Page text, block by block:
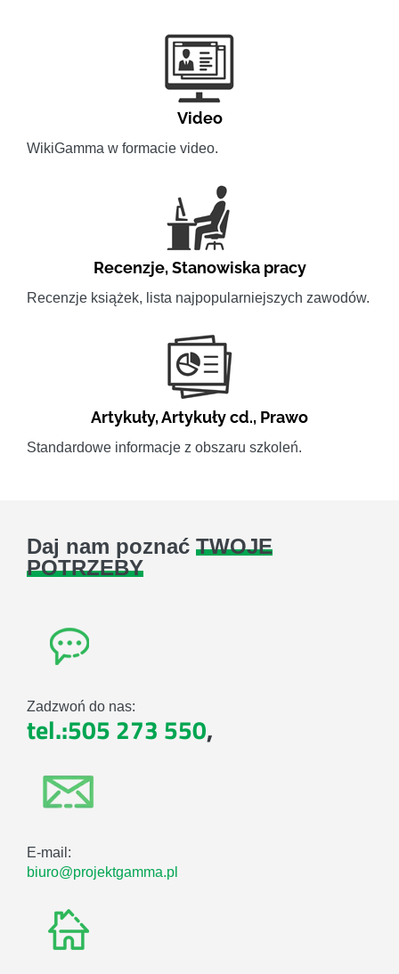
Video
WikiGamma w formacie video.
Recenzje,Stanowiska pracy
Recenzje książek, lista najpopularniejszych zawodów.
Artykuły,Artykuły cd., Prawo
Standardowe informacje z obszaru szkoleń.
Daj nam poznać TWOJE
POTRZEBY
Zadzwoń do nas:
tel.:505 273 550,
E-mail:
biuro@projektgamma.pl